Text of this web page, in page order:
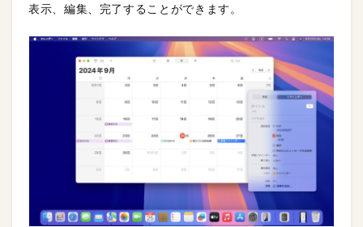
表示、編集、完了することができます。